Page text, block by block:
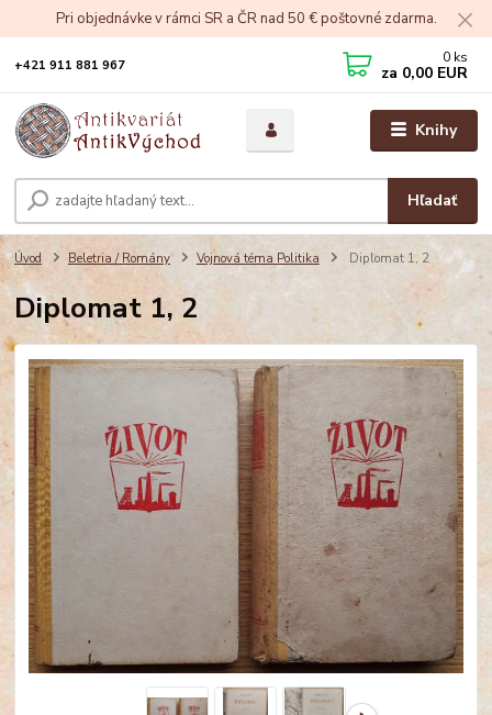
Pri objednávke v rámci SR a ČR nad 50 € poštovné zdarma.
Knihy
Hľadať
+421 911 881 967 0 ks
za 0,00 EUR
Úvod Beletria / Romány Vojnová téma Politika Diplomat 1, 2
Diplomat 1, 2